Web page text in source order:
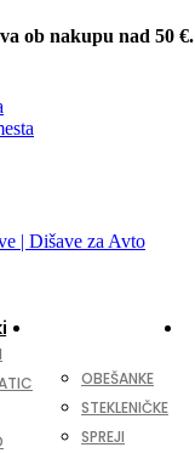
ob nakupu nad 50 €.
OBEŠANKE
STEKLENIČKE
SPREJI